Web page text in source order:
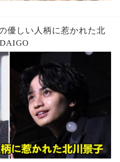
優しい人柄に惹かれた北